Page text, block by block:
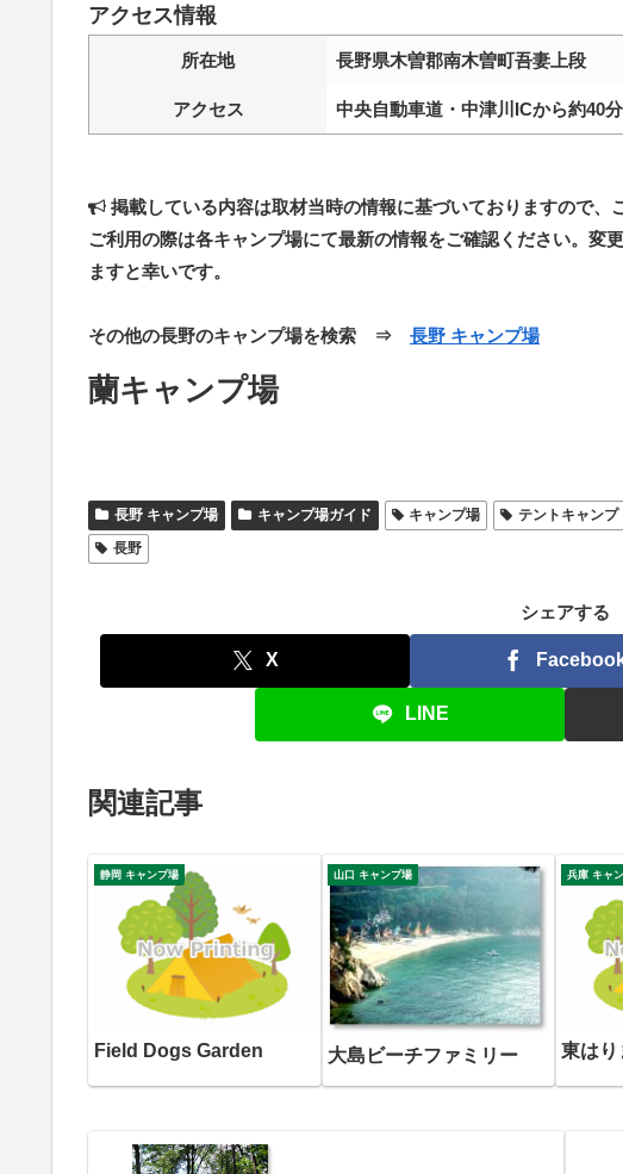
アクセス情報
所在地 長野県木曽郡南木曽町吾妻上段
アクセス 中央自動車道・中津川ICから約40分
掲載している内容は取材当時の情報に基づいておりますので、
ご利用の際は各キャンプ場にて最新の情報をご確認ください。変
ますと幸いです。
その他の長野のキャンプ場を検索 ⇒ 長野 キャンプ場
蘭キャンプ場
長野 キャンプ場 キャンプ場ガイド キャンプ場 テントキャンプ
長野
シェアする
X
LINE
関連記事
静岡 キャンプ場
Field Dogs Garden
山口 キャンプ場
大島ビーチファミリー
兵庫 キャ
東はり